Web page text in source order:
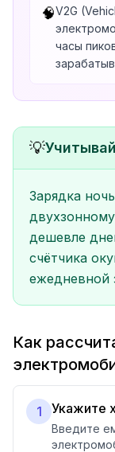
🧠V2G
часы
💡
Зарядка
дешевле
счётчика
ежедневной
Как
1 Укажите
Введите